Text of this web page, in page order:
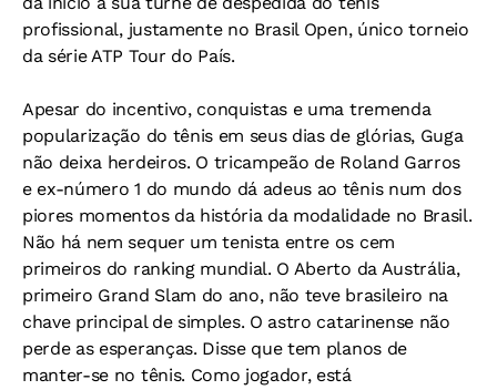
profissional, justamente no Brasil Open, único torneio
da série ATP Tour do País.
Apesar do incentivo, conquistas e uma tremenda
popularização do tênis em seus dias de glórias, Guga
não deixa herdeiros. O tricampeão de Roland Garros
e ex-número 1 do mundo dá adeus ao tênis num dos
piores momentos da história da modalidade no Brasil.
Não há nem sequer um tenista entre os cem
primeiros do ranking mundial. O Aberto da Austrália,
primeiro Grand Slam do ano, não teve brasileiro na
chave principal de simples. O astro catarinense não
perde as esperanças. Disse que tem planos de
manter-se no tênis. Como jogador, está